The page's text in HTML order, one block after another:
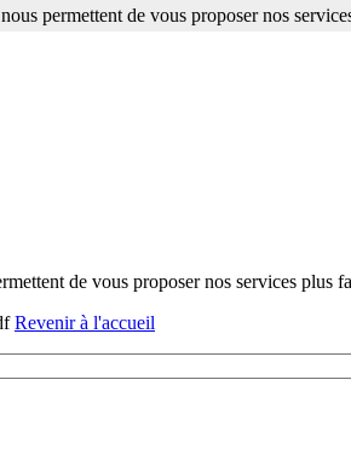
de vous proposer nos services plus
Revenir à l'accueil
permettent de vous proposer nos